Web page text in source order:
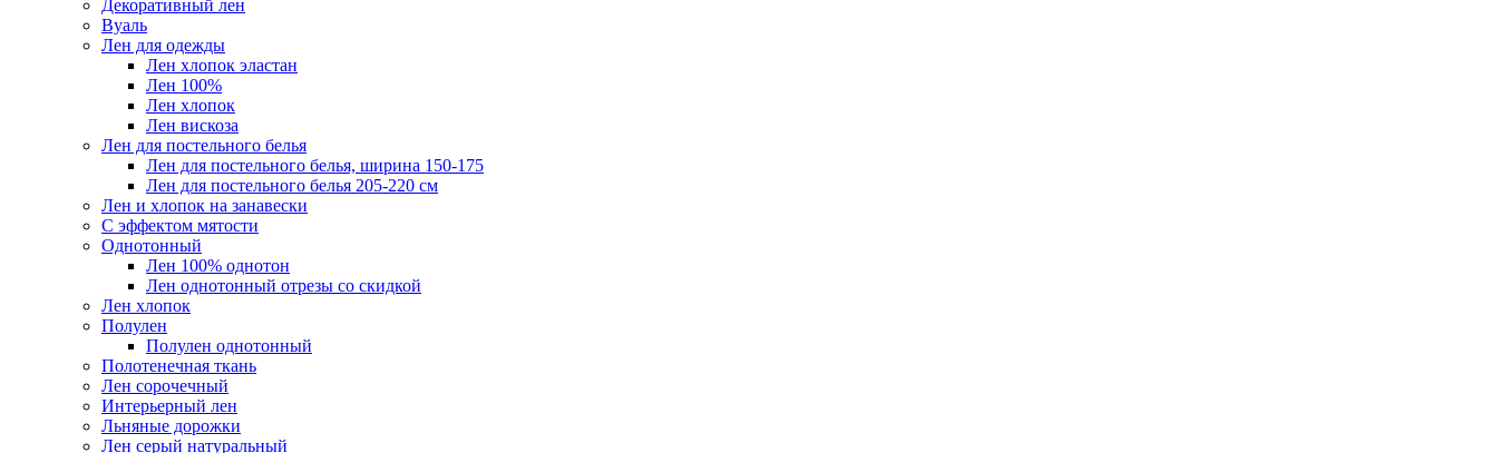
Декоративный лен
Вуаль
Лен для одежды
Лен хлопок эластан
Лен 100%
Лен хлопок
Лен вискоза
Лен для постельного белья
Лен для постельного белья, ширина 150-175
Лен для постельного белья 205-220 см
Лен и хлопок на занавески
С эффектом мятости
Однотонный
Лен 100% однотон
Лен однотонный отрезы со скидкой
Лен хлопок
Полулен
Полулен однотонный
Полотенечная ткань
Лен сорочечный
Интерьерный лен
Льняные дорожки
Лен серый натуральный